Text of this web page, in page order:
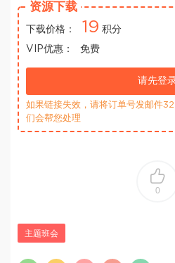
资源下载
下载价格： 19 积分
VIP优惠：
免费
请先登
如果链接失效，请将订单号发邮件
们会帮您处理
0
主题班会